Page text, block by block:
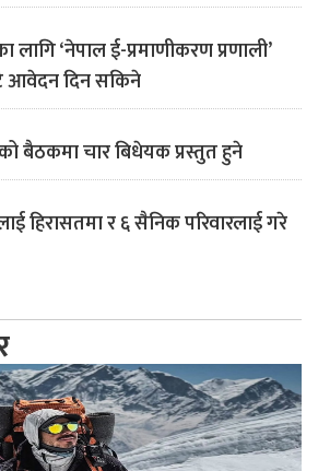
‘नेपाल ई-प्रमाणीकरण प्रणाली’
आवेदन दिन सकिने
बैठकमा चार बिधेयक प्रस्तुत हुने
हिरासतमा र ६ सैनिक परिवारलाई गरे